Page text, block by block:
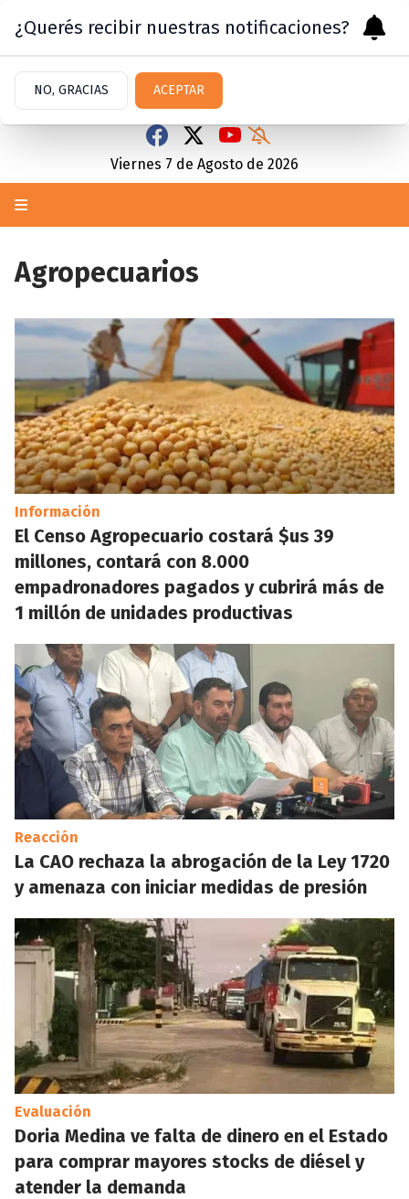
Viernes 7 de Agosto de 2026
Agropecuarios
Información
El Censo Agropecuario costará $us 39
millones, contará con 8.000
empadronadores pagados y cubrirá más de
1 millón de unidades productivas
Reacción
La CAO rechaza la abrogación de la Ley 1720
y amenaza con iniciar medidas de presión
Evaluación
Doria Medina ve falta de dinero en el Estado
para comprar mayores stocks de diésel y
atender la demanda
¿Querés recibir nuestras notificaciones?
NO, GRACIAS ACEPTAR